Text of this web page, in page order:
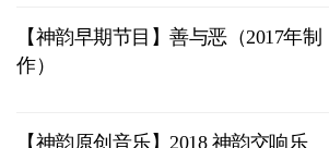
【神韵早期节目】善与恶（2017年制
作）
【神韵原创音乐】2018 神韵交响乐